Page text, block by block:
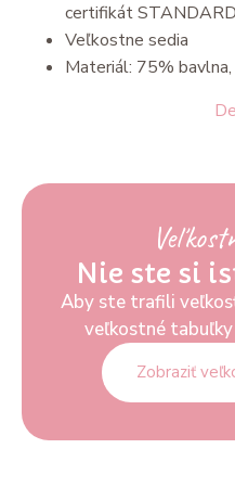
certifikát
Veľkostne sedia
Materiál: 75%
Nie ste si
Aby ste trafili
veľkostné
Zobraziť